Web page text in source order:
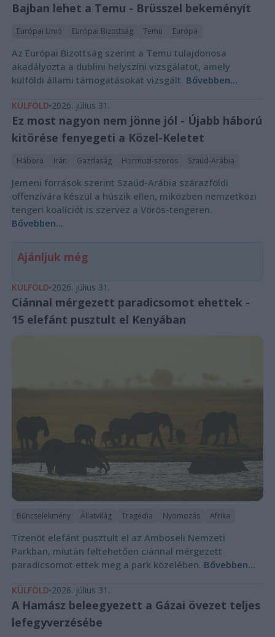
Bajban lehet a Temu - Brüsszel bekeményít
Európai Unió Európai Bizottság Temu Európa
Az Európai Bizottság szerint a Temu tulajdonosa
akadályozta a dublini helyszíni vizsgálatot, amely
külföldi állami támogatásokat vizsgált. Bővebben...
KÜLFÖLD 2026. július 31.
Ez most nagyon nem jönne jól - Újabb háború
kitörése fenyegeti a Közel-Keletet
Háború Irán Gazdaság Hormuzi-szoros Szaúd-Arábia
Jemeni források szerint Szaúd-Arábia szárazföldi
offenzívára készül a húszik ellen, miközben nemzetközi
tengeri koalíciót is szervez a Vörös-tengeren.
Bővebben...
Ajánljuk még
KÜLFÖLD 2026. július 31.
Ciánnal mérgezett paradicsomot ehettek -
15 elefánt pusztult el Kenyában
Bűncselekmény Állatvilág Tragédia Nyomozás Afrika
Tizenöt elefánt pusztult el az Amboseli Nemzeti
Parkban, miután feltehetően ciánnal mérgezett
paradicsomot ettek meg a park közelében. Bővebben...
KÜLFÖLD 2026. július 31.
A Hamász beleegyezett a Gázai övezet teljes
lefegyverzésébe